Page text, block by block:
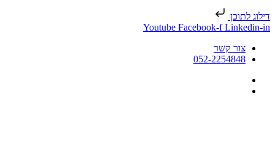
דילוג לתוכן
Youtube Facebook-f Linkedin-in
צור קשר
052-2254848